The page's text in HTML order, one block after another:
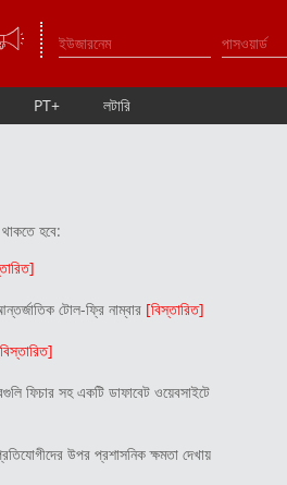
PT+ লটারি
হবে:
টোল-ফ্রি নাম্বার [বিস্তারিত]
ফিচার সহ একটি ডাফাবেট ওয়েবসাইটে
উপর প্রশাসনিক ক্ষমতা দেখায়